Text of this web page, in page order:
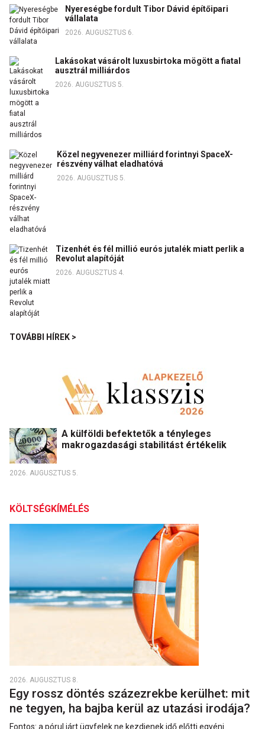
Nyereségbe fordult Tibor Dávid építőipari
vállalata
2026. AUGUSZTUS 6.
Lakásokat vásárolt luxusbirtoka mögött a fiatal
ausztrál milliárdos
2026. AUGUSZTUS 5.
Közel negyvenezer milliárd forintnyi SpaceX-
részvény válhat eladhatóvá
2026. AUGUSZTUS 5.
Tizenhét és fél millió eurós jutalék miatt perlik a
Revolut alapítóját
2026. AUGUSZTUS 4.
TOVÁBBI HÍREK >
A külföldi befektetők a tényleges
makrogazdasági stabilitást értékelik
2026. AUGUSZTUS 5.
KÖLTSÉGKÍMÉLÉS
2026. AUGUSZTUS 8.
Egy rossz döntés százezrekbe kerülhet: mit
ne tegyen, ha bajba kerül az utazási irodája?
Fontos: a pórul járt ügyfelek ne kezdjenek idő előtti egyéni